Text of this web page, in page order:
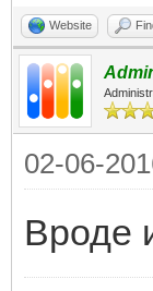
Website
02-06-
Вроде